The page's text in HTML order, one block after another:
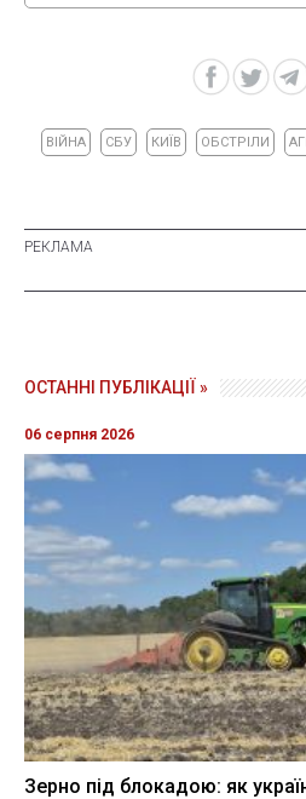
ВІЙНА СБУ КИЇВ ОБСТРІЛИ
ОСТАННІ ПУБЛІКАЦІЇ »
06 серпня 2026
Зерно під блокадою: як